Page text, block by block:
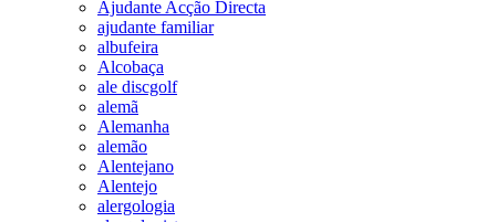
Ajudante Acção Directa
ajudante familiar
albufeira
Alcobaça
ale discgolf
alemã
Alemanha
alemão
Alentejano
Alentejo
alergologia